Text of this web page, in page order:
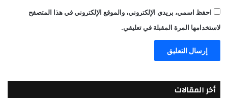
احفظ اسمي، بريدي الإلكتروني، والموقع الإلكتروني في هذا المتصفح
لاستخدامها المرة المقبلة في تعليقي.
أخر المقالات